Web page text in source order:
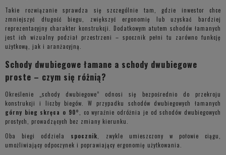
Takie rozwiązanie sprawdza się szczególnie tam, gdzie inwestor chce
zmniejszyć długość biegu, zwiększyć ergonomię lub uzyskać bardziej
reprezentacyjny charakter konstrukcji. Dodatkowym atutem schodów łamanych
jest ich wizualny podział przestrzeni – spocznik pełni tu zarówno funkcję
użytkową, jak i aranżacyjną.
Schody dwubiegowe łamane a schody dwubiegowe
proste – czym się różnią?
Określenie „schody dwubiegowe” odnosi się bezpośrednio do przekroju
konstrukcji i liczby biegów. W przypadku schodów dwubiegowych łamanych
górny bieg skręca o 90°, co wyraźnie odróżnia je od schodów dwubiegowych
prostych, prowadzących bez zmiany kierunku.
Oba biegi oddziela spocznik, zwykle umieszczony w połowie ciągu,
umożliwiający odpoczynek i poprawiający ergonomię użytkowania.